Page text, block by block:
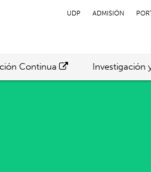
UDP ADMISIÓN
Continua Investigación